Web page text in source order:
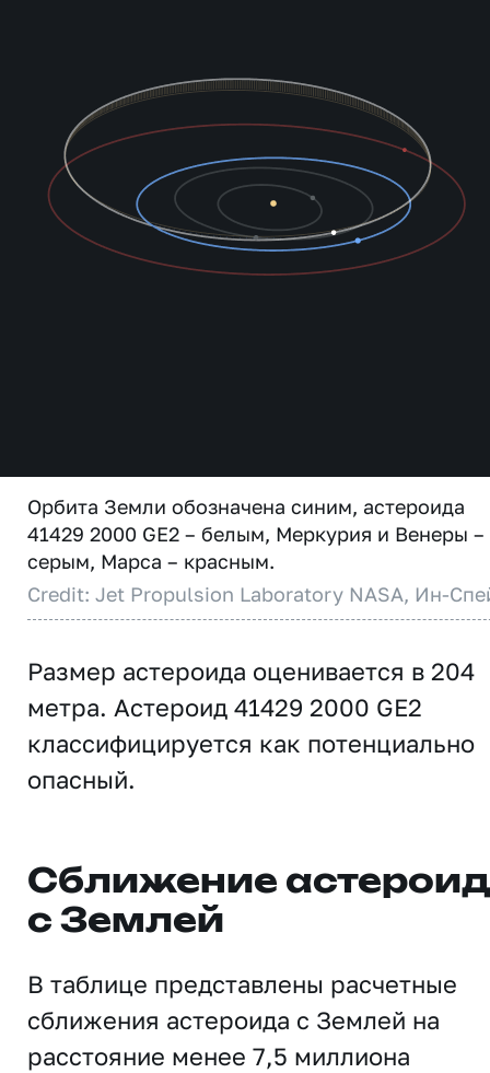
Орбита Земли обозначена синим, астероида
41429 2000 GE2 – белым, Меркурия и Венеры –
серым, Марса – красным.
Credit: Jet Propulsion Laboratory NASA, Ин-
Размер астероида оценивается в 204
метра. Астероид 41429 2000 GE2
классифицируется как потенциально
опасный.
Сближение
с Землей
В таблице представлены расчетные
сближения астероида с Землей на
расстояние менее 7,5 миллиона